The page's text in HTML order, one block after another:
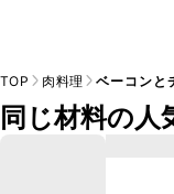
TOP 肉料理 ベーコンと
同じ材料の人